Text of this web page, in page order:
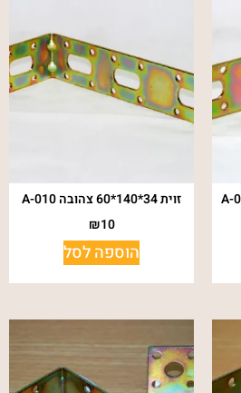
זוית 34*140*60 צהובה A-010
₪10
הוספה לסל